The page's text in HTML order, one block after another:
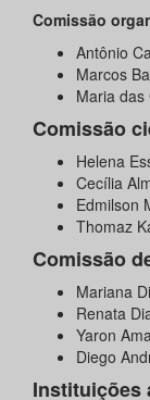
Comissão
Antônio
Marcos
Maria das
Comissão
Helena
Cecília
Edmilson
Thomaz
Comissão
​Mariana
Renata
Yaron
Diego
Instituições